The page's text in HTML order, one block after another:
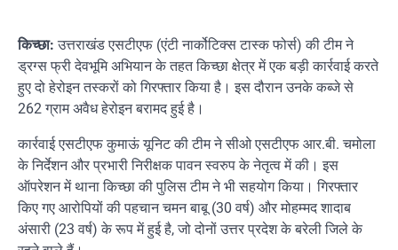
किच्छा: उत्तराखंड एसटीएफ (एंटी नार्कोटिक्स टास्क फोर्स) की टीम ने
ड्रग्स फ्री देवभूमि अभियान के तहत किच्छा क्षेत्र में एक बड़ी कार्रवाई करते
हुए दो हेरोइन तस्करों को गिरफ्तार किया है। इस दौरान उनके कब्जे से
262 ग्राम अवैध हेरोइन बरामद हुई है।
कार्रवाई एसटीएफ कुमाऊं यूनिट की टीम ने सीओ एसटीएफ आर.बी. चमोला
के निर्देशन और प्रभारी निरीक्षक पावन स्वरुप के नेतृत्व में की। इस
ऑपरेशन में थाना किच्छा की पुलिस टीम ने भी सहयोग किया। गिरफ्तार
किए गए आरोपियों की पहचान चमन बाबू (30 वर्ष) और मोहम्मद शादाब
अंसारी (23 वर्ष) के रूप में हुई है, जो दोनों उत्तर प्रदेश के बरेली जिले के